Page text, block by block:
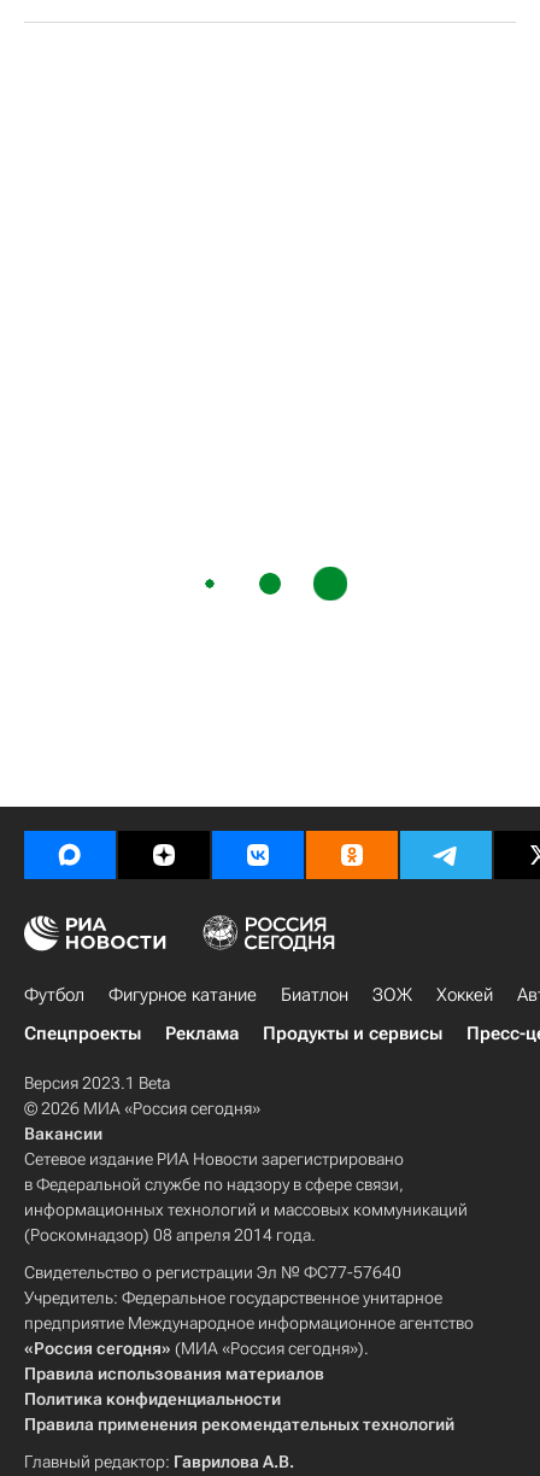
Футбол Фигурное катание Биатлон ЗОЖ Хоккей
Спецпроекты
Реклама Продукты и сервисы Пресс-
Версия 2023.1 Beta
© 2026 МИА «Россия сегодня»
Вакансии
Сетевое издание РИА Новости зарегистрировано
в Федеральной службе по надзору в сфере связи,
информационных технологий и массовых коммуникаций
(Роскомнадзор) 08 апреля 2014 года.
Свидетельство о регистрации Эл № ФС77-57640
Учредитель: Федеральное государственное унитарное
предприятие Международное информационное агентство
«Россия сегодня» (МИА «Россия сегодня»).
Правила использования материалов
Политика конфиденциальности
Правила применения рекомендательных технологий
Главный редактор: Гаврилова А.В.